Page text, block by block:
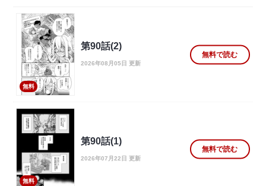
無料
第90話(2)
2026年08月05日 更新
無料で読む
無料
第90話(1)
2026年07月22日 更新
無料で読む